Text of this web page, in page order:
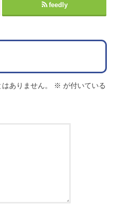
feedly
ありません。 ※ が付いている